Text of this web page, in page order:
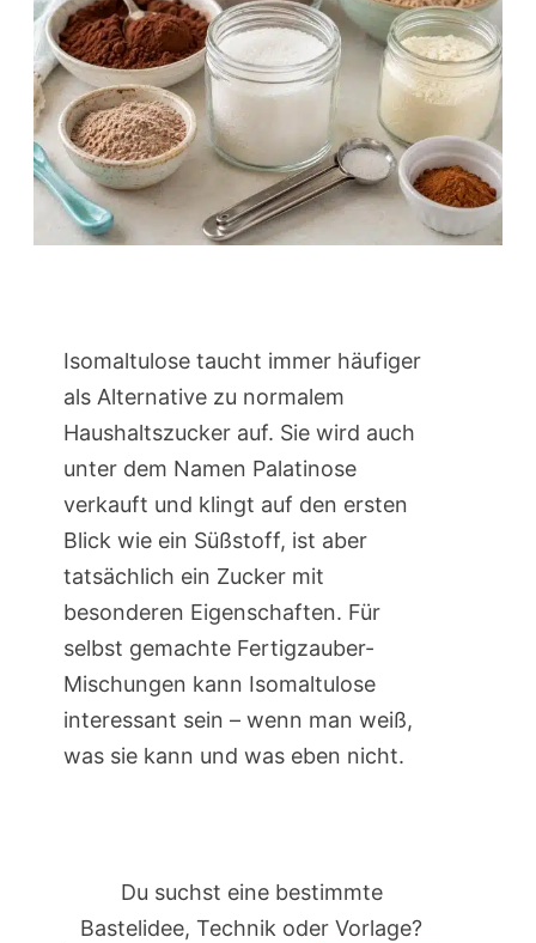
Isomaltulose taucht immer häufiger
als Alternative zu normalem
Haushaltszucker auf. Sie wird auch
unter dem Namen Palatinose
verkauft und klingt auf den ersten
Blick wie ein Süßstoff, ist aber
tatsächlich ein Zucker mit
besonderen Eigenschaften. Für
selbst gemachte Fertigzauber-
Mischungen kann Isomaltulose
interessant sein – wenn man weiß,
was sie kann und was eben nicht.
Du suchst eine bestimmte
Bastelidee, Technik oder Vorlage?